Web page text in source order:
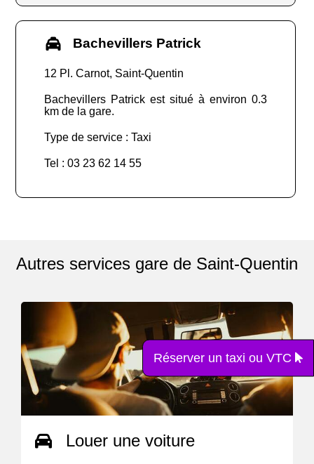
Bachevillers Patrick
12 Pl. Carnot, Saint-Quentin
Bachevillers Patrick est situé à environ 0.3
km de la gare.
Type de service : Taxi
Tel : 03 23 62 14 55
Autres services gare de Saint-Quentin
Louer une voiture
Réserver un taxi ou VTC